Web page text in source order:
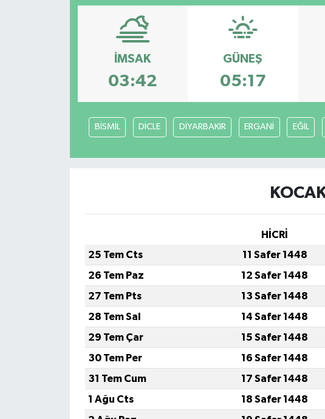
İMSAK
03:42
GÜNEŞ
05:17
BİSMİL DİCLE DİYARBAKIR ERGANİ EĞİL
HİCRİ
25 Tem Cts
11 Safer 1448
26 Tem Paz
12 Safer 1448
27 Tem Pts
13 Safer 1448
28 Tem Sal
14 Safer 1448
29 Tem Çar
15 Safer 1448
30 Tem Per
16 Safer 1448
31 Tem Cum
17 Safer 1448
1 Ağu Cts
18 Safer 1448
Gayrimenkul
HABERDE İNSAN